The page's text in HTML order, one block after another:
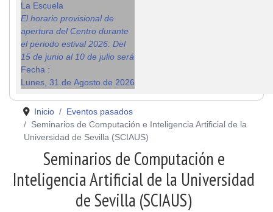
La Escuela
El horario provisional de
apertura del Centro durante
el periodo estival 2026: Del
15 de junio al 10 de julio será
Fecha :
Lunes, 31 de Agosto de 2026
Inicio
Eventos pasados
Seminarios de Computación e Inteligencia Artificial de la
Universidad de Sevilla (SCIAUS)
Seminarios de Computación e
Inteligencia Artificial de la Universidad
de Sevilla (SCIAUS)